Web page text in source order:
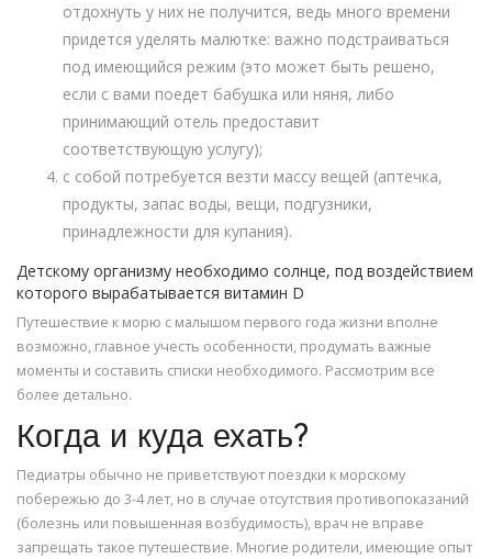
отдохнуть у них не получится, ведь много времени
придется уделять малютке: важно подстраиваться
под имеющийся режим (это может быть решено,
если с вами поедет бабушка или няня, либо
принимающий отель предоставит
соответствующую услугу);
с собой потребуется везти массу вещей (аптечка,
продукты, запас воды, вещи, подгузники,
принадлежности для купания).
Детскому организму необходимо солнце, под воздействием
которого вырабатывается витамин D
Путешествие к морю с малышом первого года жизни вполне
возможно, главное учесть особенности, продумать важные
моменты и составить списки необходимого. Рассмотрим все
более детально.
Когда и куда ехать?
Педиатры обычно не приветствуют поездки к морскому
побережью до 3-4 лет, но в случае отсутствия противопоказаний
(болезнь или повышенная возбудимость), врач не вправе
запрещать такое путешествие. Многие родители, имеющие опыт